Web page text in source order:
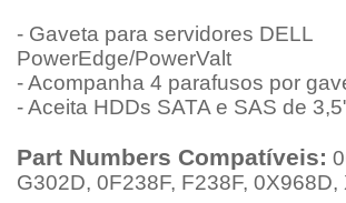
- Gaveta para servidores DELL
PowerEdge/PowerValt
- Acompanha 4 parafusos por
- Aceita HDDs SATA e SAS de
Part Numbers Compatíveis:
G302D, 0F238F, F238F, 0X968D,